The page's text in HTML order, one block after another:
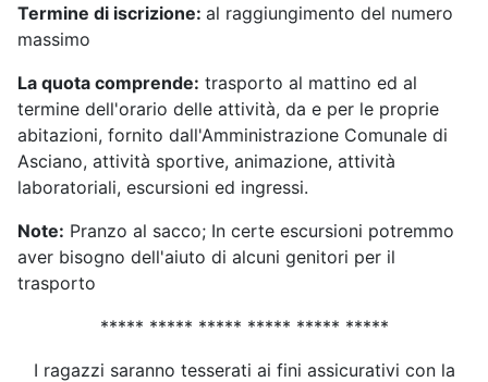
Termine di iscrizione: al raggiungimento del numero
massimo
La quota comprende: trasporto al mattino ed al
termine dell'orario delle attività, da e per le proprie
abitazioni, fornito dall'Amministrazione Comunale di
Asciano, attività sportive, animazione, attività
laboratoriali, escursioni ed ingressi.
Note: Pranzo al sacco; In certe escursioni potremmo
aver bisogno dell'aiuto di alcuni genitori per il
trasporto
***** ***** ***** ***** ***** *****
I ragazzi saranno tesserati ai fini assicurativi con la